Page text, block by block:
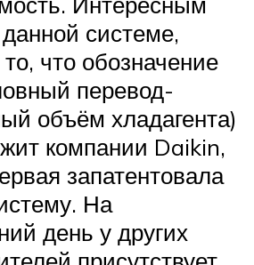
системе,
что обозначение
перевод-
объём хладагента)
компании Daikin,
запатентовала
На
день у других